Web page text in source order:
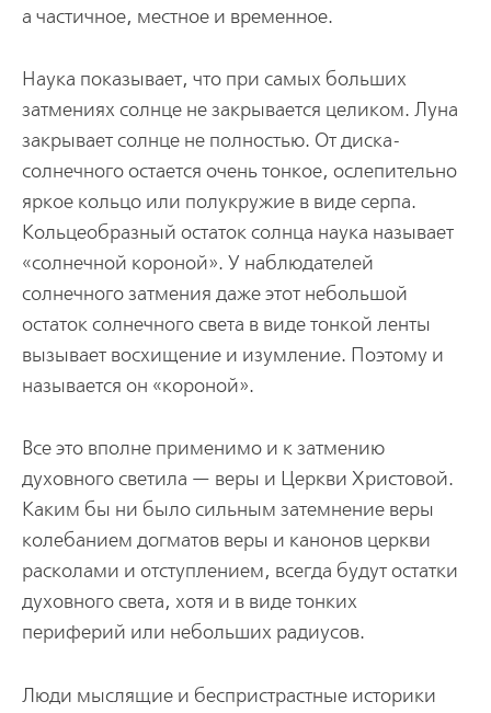
а частичное, местное и временное.
Наука показывает, что при самых больших
затмениях солнце не закрывается целиком. Луна
закрывает солнце не полностью. От диска­
солнечного остается очень тонкое, ослепительно
яркое кольцо или полукружие в виде серпа.
Кольцеобразный остаток солнца наука назы­вает
«солнечной короной». У наблюдателей
солнечного затмения даже этот небольшой
остаток солнечного света в виде тонкой ленты
вызывает восхищение и изумление. Поэтому и
называется он «короной».
Все это вполне применимо и к затмению
духовного светила — веры и Церкви Христовой.
Каким бы ни было сильным затемнение веры
колебанием догматов веры и канонов церкви
расколами и отступлением, всегда будут остатки
духовного света, хотя и в виде тонких
периферий­ или небольших радиусов.
Люди мыслящие и беспристрастные историки